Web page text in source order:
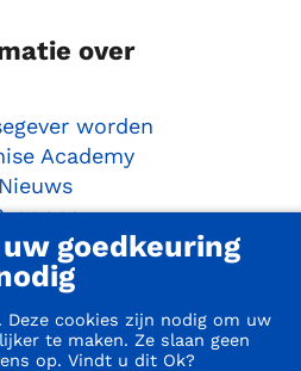
over
worden
Academy
Nieuws
ons
de slag
goedkeuring
Deze cookies zijn nodig om uw
te maken. Ze slaan geen
op. Vindt u dit Ok?